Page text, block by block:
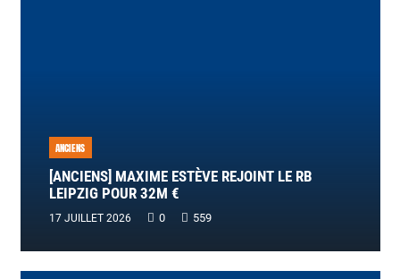
ANCIENS
[ANCIENS] MAXIME ESTÈVE REJOINT LE RB
LEIPZIG POUR 32M €
17 JUILLET 2026 0 559